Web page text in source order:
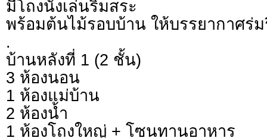
มีโถงนั่งเล่นริมสระ
พร้อมต้นไม้รอบบ้าน ให้บรรยากาศร่
.
บ้านหลังที่ 1 (2 ชั้น)
3 ห้องนอน
1 ห้องแม่บ้าน
2 ห้องน้ำ
1 ห้องโถงใหญ่ + โซนทานอาหาร